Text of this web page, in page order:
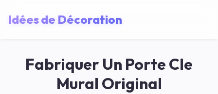
Idées de Décoration
Fabriquer Un Porte Cle
Mural Original